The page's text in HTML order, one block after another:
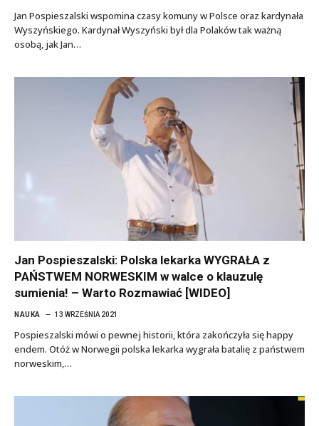
Jan Pospieszalski wspomina czasy komuny w Polsce oraz kardynała
Wyszyńskiego. Kardynał Wyszyński był dla Polaków tak ważną
osobą, jak Jan…
Jan Pospieszalski: Polska lekarka WYGRAŁA z
PAŃSTWEM NORWESKIM w walce o klauzulę
sumienia! – Warto Rozmawiać [WIDEO]
NAUKA 13 WRZEŚNIA 2021
Pospieszalski mówi o pewnej historii, która zakończyła się happy
endem. Otóż w Norwegii polska lekarka wygrała batalię z państwem
norweskim,…